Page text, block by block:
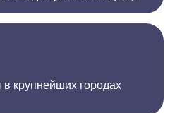
крупнейших городах